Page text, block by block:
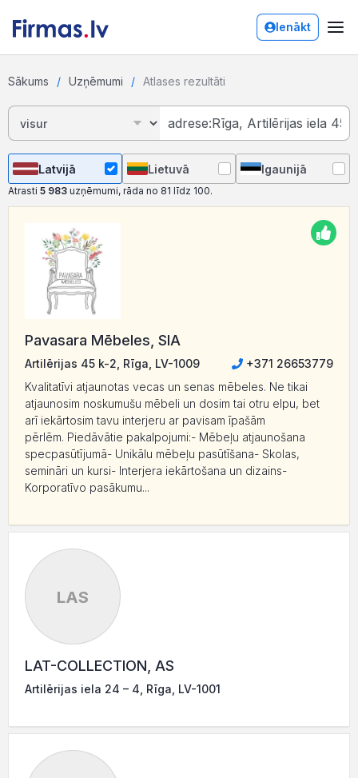
Ienākt
Sākums Uzņēmumi Atlases rezultāti
Latvijā Lietuvā Igaunijā
Atrasti 5 983 uzņēmumi, rāda no 81 līdz 100.
Pavasara Mēbeles, SIA
Artilērijas 45 k-2, Rīga, LV-1009
+371 26653779
Kvalitatīvi atjaunotas vecas un senas mēbeles. Ne tikai
atjaunosim noskumušu mēbeli un dosim tai otru elpu, bet
arī iekārtosim tavu interjeru ar pavisam īpašām
pērlēm. Piedāvātie pakalpojumi:- Mēbeļu atjaunošana
specpasūtījumā- Unikālu mēbeļu pasūtīšana- Skolas,
semināri un kursi- Interjera iekārtošana un dizains-
Korporatīvo pasākumu...
LAS
LAT-COLLECTION, AS
Artilērijas iela 24 – 4, Rīga, LV-1001